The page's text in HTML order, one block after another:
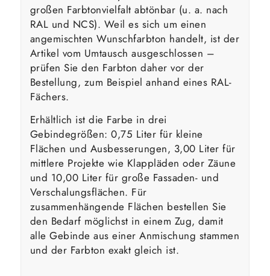
großen Farbtonvielfalt abtönbar (u. a. nach
RAL und NCS). Weil es sich um einen
angemischten Wunschfarbton handelt, ist der
Artikel vom Umtausch ausgeschlossen –
prüfen Sie den Farbton daher vor der
Bestellung, zum Beispiel anhand eines RAL-
Fächers.
Erhältlich ist die Farbe in drei
Gebindegrößen: 0,75 Liter für kleine
Flächen und Ausbesserungen, 3,00 Liter für
mittlere Projekte wie Klappläden oder Zäune
und 10,00 Liter für große Fassaden- und
Verschalungsflächen. Für
zusammenhängende Flächen bestellen Sie
den Bedarf möglichst in einem Zug, damit
alle Gebinde aus einer Anmischung stammen
und der Farbton exakt gleich ist.